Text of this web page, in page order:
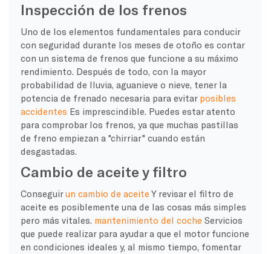
Inspección de los frenos
Uno de los elementos fundamentales para conducir
con seguridad durante los meses de otoño es contar
con un sistema de frenos que funcione a su máximo
rendimiento. Después de todo, con la mayor
probabilidad de lluvia, aguanieve o nieve, tener la
potencia de frenado necesaria para evitar posibles
accidentes Es imprescindible. Puedes estar atento
para comprobar los frenos, ya que muchas pastillas
de freno empiezan a "chirriar" cuando están
desgastadas.
Cambio de aceite y filtro
Conseguirun cambio de aceite Y revisar el filtro de
aceite es posiblemente una de las cosas más simples
pero más vitales. mantenimiento del coche Servicios
que puede realizar para ayudar a que el motor funcione
en condiciones ideales y, al mismo tiempo, fomentar